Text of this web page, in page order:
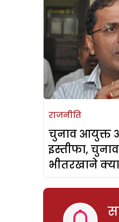
राजनीति
चुनाव आयुक्त
इस्तीफा,
भीतरखाने